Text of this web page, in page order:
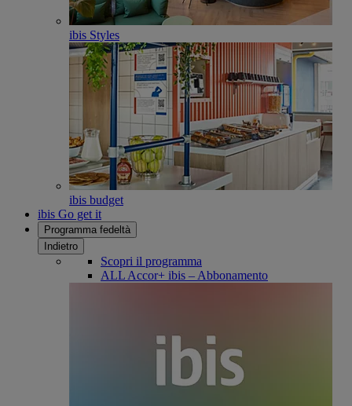
ibis Styles
ibis budget
ibis Go get it
Programma fedeltà
Indietro
Scopri il programma
ALL Accor+ ibis – Abbonamento